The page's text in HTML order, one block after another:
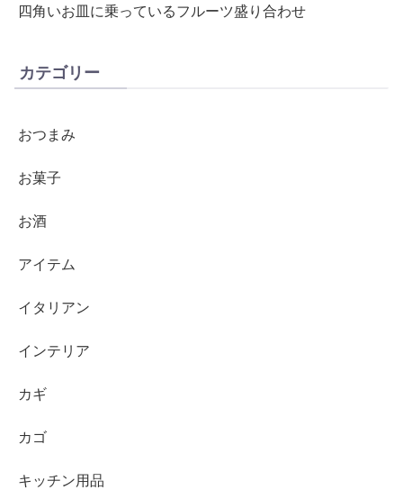
四角いお皿に乗っているフルーツ盛り合わせ
カテゴリー
おつまみ
お菓子
お酒
アイテム
イタリアン
インテリア
カギ
カゴ
キッチン用品